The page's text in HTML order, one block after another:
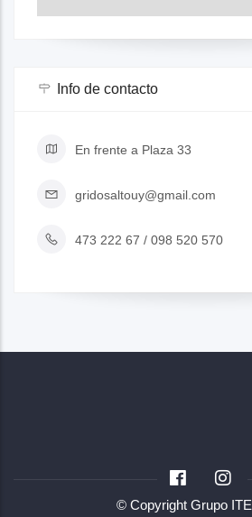
Info de contacto
En frente a Plaza 33
gridosaltouy@gmail.com
473 222 67 / 098 520 570
© Copyright Grupo ITE